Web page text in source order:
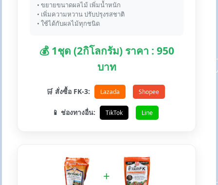
• ขยายขนาดผลไม้ เพิ่มน้ำหนัก
• เพิ่มความหวาน ปรับปรุงรสชาติ
• ใช้ได้กับผลไม้ทุกชนิด
💰 1ชุด (2กิโลกรัม) ราคา : 950
บาท
🛒 สั่งซื้อ FK-3: Lazada Shopee
📱 ช่องทางอื่น: TikTok Line
+